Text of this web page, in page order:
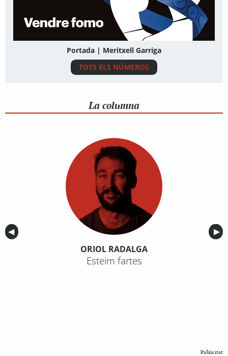
Portada | Meritxell Garriga
TOTS ELS NÚMEROS
La columna
Anterior
◀︎ ▶︎
ORIOL RADALGA
Esteim fartes
Publicitat